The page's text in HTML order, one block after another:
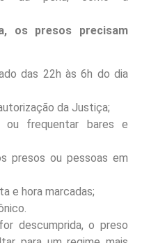
os presos precisam
das 22h às 6h do dia
da Justiça;
ou frequentar bares e
presos ou pessoas em
e hora marcadas;
descumprida, o preso